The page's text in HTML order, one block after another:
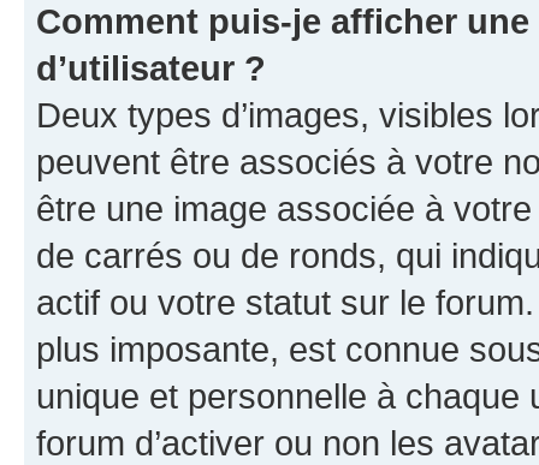
Comment puis-je afficher
d’utilisateur ?
Deux types d’images, visibles
peuvent être associés à votre
être une image associée à
de carrés ou de ronds, qui
actif ou votre statut sur le
plus imposante, est connue
unique et personnelle à chaque
forum d’activer ou non les